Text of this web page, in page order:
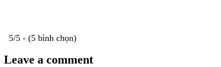
5/5 - (5 bình chọn)
Leave a comment